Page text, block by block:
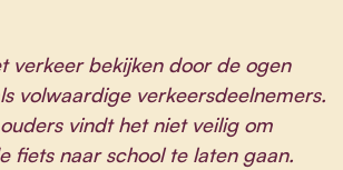
verkeer bekijken door de ogen
volwaardige verkeersdeelnemers.
vindt het niet veilig om
fiets naar school te laten gaan.